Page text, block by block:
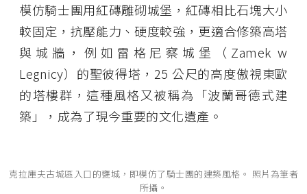
模仿騎士團用紅磚雕砌城堡，紅磚相比石塊大小
較固定，抗壓能力、硬度較強，更適合修築高塔
與城牆，例如雷格尼察城堡（Zamek w
Legnicy）的聖彼得塔，25 公尺的高度傲視東歐
的塔樓群，這種風格又被稱為「波蘭哥德式建
築」，成為了現今重要的文化遺產。
克拉庫夫古城區入口的甕城，即模仿了騎士團的建築風格。 照片為筆者
所攝。